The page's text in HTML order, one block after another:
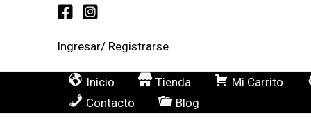
Ingresar/ Registrarse
Inicio Tienda Mi Carrito
Contacto
Blog